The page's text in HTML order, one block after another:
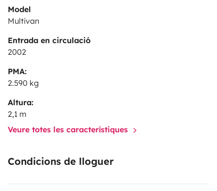
Model
Multivan
Entrada en circulació
2002
PMA:
2.590 kg
Altura:
2,1 m
Veure totes les característiques
Condicions de lloguer